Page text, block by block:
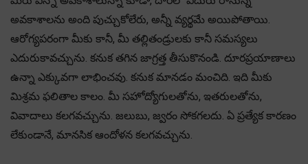
అవకాశాలను అంది పుచ్చుకోలేరు, అన్నీ వ్యర్థమే అయిపోతాయి.
ఆరోగ్యపరంగా మీకు కానీ, మీ తల్లితండ్రులకు కానీ సమస్యలు
ఎదురుకావచ్చును. కనుక తగిన జాగ్రత్త తీసుకొనండి. దూరప్రయాణాలు
ఉన్నా ఎక్కువగా లాభించవు. కనుక మానడం మంచిది. ఇది మీకు
మిశ్రమ ఫలితాల కాలం. మీ సహోద్యోగులతోను, ఇతరులతోను,
వివాదాలు కలగవచ్చును. జలుబు, జ్వరం సోకగలదు. ఏ ప్రత్యేక కారణం
లేకుండానే, మానసిక ఆందోళన కలగవచ్చును.